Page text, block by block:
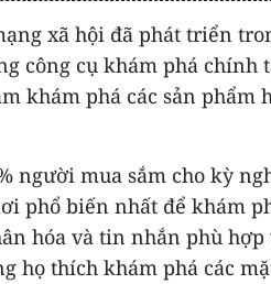
xã hội đã phát triển
công cụ khám phá chính
khám phá các sản phẩm
người mua sắm cho kỳ
phổ biến nhất để khám
hóa và tin nhắn phù
họ thích khám phá các